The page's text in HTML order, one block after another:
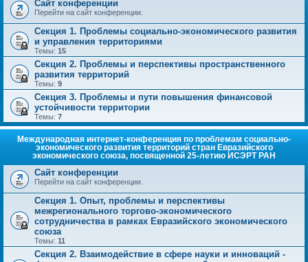
Сайт конференции
Перейти на сайт конференции.
Секция 1. Проблемы социально-экономического развития
и управления территориями
Темы: 15
Секция 2. Проблемы и перспективы пространственного
развития территорий
Темы: 9
Секция 3. Проблемы и пути повышения финансовой
устойчивости территории
Темы: 7
Международная интернет-конференция по проблемам социально-
экономического развития территорий стран Евразийского
экономического союза, посвященной 25-летию ИСЭРТ РАН
Сайт конференции
Перейти на сайт конференции.
Секция 1. Опыт, проблемы и перспективы
межрегионального торгово-экономического
сотрудничества в рамках Евразийского экономического
союза
Темы: 11
Секция 2. Взаимодействие в сфере науки и инноваций -